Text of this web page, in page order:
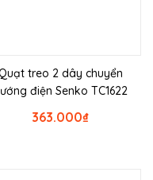
treo 2 dây chuyển
điện Senko TC1622
₫
363.000